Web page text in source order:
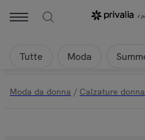
Tutte Moda
Moda da donna / Calzature donna